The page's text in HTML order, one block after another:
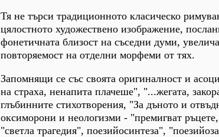
Тя не търси традиционното класическо
цялостното художествено изображение,
фонетичната близост на съседни думи,
повторяемост на отделни морфеми от тях.
Запомнящи се със своята оригиналност и
на страха, ненапита плачеше", "...жегата,
глъбинните стихотворения, "За дъното и
оксиморони и неологизми - "премигват
"светла трагедия", поезийосинтеза",